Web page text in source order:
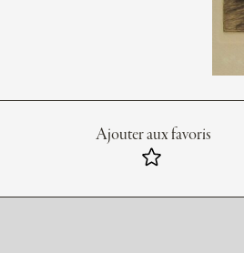
Ajouter aux favoris